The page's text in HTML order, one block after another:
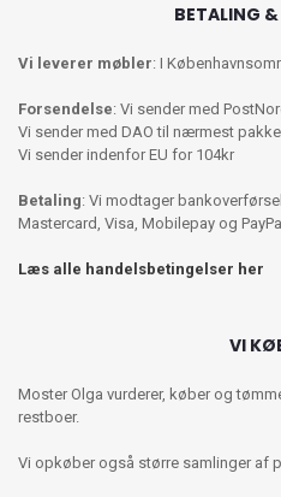
BETALING &
Vi leverer møbler: I
Forsendelse: Vi sender med
Vi sender med DAO til nærmest
Vi sender indenfor EU for 104kr
Betaling: Vi modtager
Mastercard, Visa, Mobilepay og
Læs alle handelsbetingelser her
VI
Moster Olga vurderer, køber og
restboer.
Vi opkøber også større samlinger af